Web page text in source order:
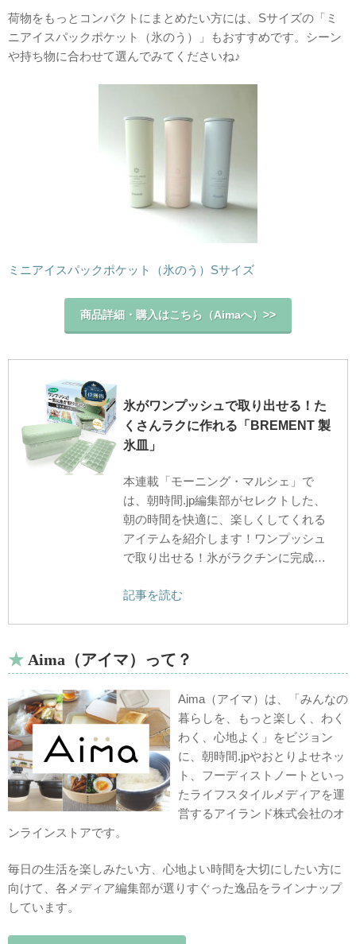
荷物をもっとコンパクトにまとめたい方には、Sサイズの「ミ
ニアイスパックポケット（氷のう）」もおすすめです。シーン
や持ち物に合わせて選んでみてくださいね♪
ミニアイスパックポケット（氷のう）Sサイズ
商品詳細・購入はこちら（Aimaへ）>>
氷がワンプッシュで取り出せる！た
くさんラクに作れる「BREMENT 製
氷皿」
本連載「モーニング・マルシェ」で
は、朝時間.jp編集部がセレクトした、
朝の時間を快適に、楽しくしてくれる
アイテムを紹介します！ワンプッシュ
で取り出せる！氷がラクチンに完成…
記事を読む
Aima（アイマ）って？
Aima（アイマ）は、「みんなの
暮らしを、もっと楽しく、わく
わく、心地よく」をビジョン
に、朝時間.jpやおとりよせネッ
ト、フーディストノートといっ
たライフスタイルメディアを運
営するアイランド株式会社のオ
ンラインストアです。
毎日の生活を楽しみたい方、心地よい時間を大切にしたい方に
向けて、各メディア編集部が選りすぐった逸品をラインナップ
しています。